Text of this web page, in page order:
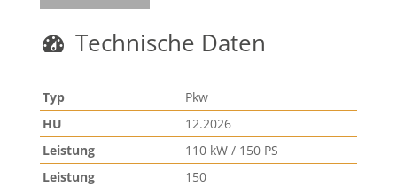
Technische Daten
Typ
Pkw
HU
12.2026
Leistung
110 kW / 150 PS
Leistung
150